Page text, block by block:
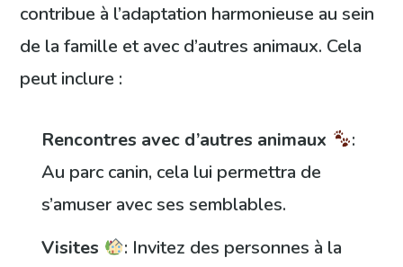
contribue à l’adaptation harmonieuse au sein
de la famille et avec d’autres animaux. Cela
peut inclure :
Rencontres avec d’autres animaux
:
Au parc canin, cela lui permettra de
s’amuser avec ses semblables.
Visites
: Invitez des personnes à la